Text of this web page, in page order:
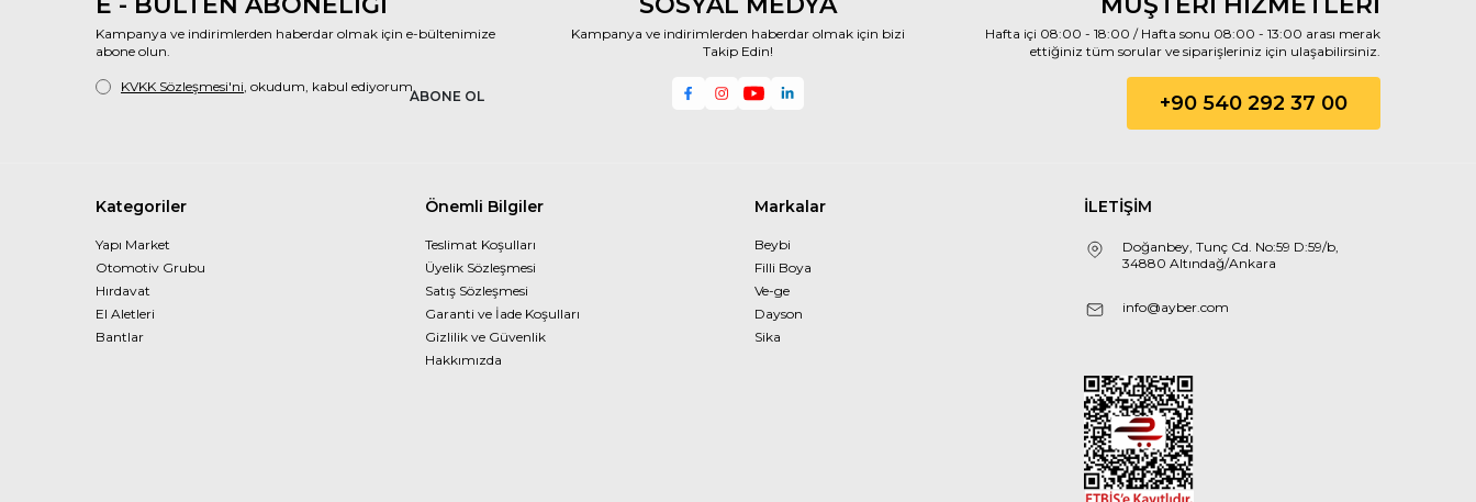
Kampanya ve indirimlerden haberdar olmak için e-bültenimize
abone olun.
ABONE OL
KVKK Sözleşmesi'ni , okudum, kabul ediyorum.
Kampanya ve indirimlerden haberdar olmak için bizi
Takip Edin!
Hafta içi 08:00 - 18:00 / Hafta sonu 08:00 - 13:00 arası merak
ettiğiniz tüm sorular ve siparişleriniz için ulaşabilirsiniz.
+90 540 292 37 00
Kategoriler
Yapı Market
Otomotiv Grubu
Hırdavat
El Aletleri
Bantlar
Önemli Bilgiler
Teslimat Koşulları
Üyelik Sözleşmesi
Satış Sözleşmesi
Garanti ve İade Koşulları
Gizlilik ve Güvenlik
Hakkımızda
Markalar
Beybi
Filli Boya
Ve-ge
Dayson
Sika
İLETİŞİM
Doğanbey, Tunç Cd. No:59 D:59/b,
34880 Altındağ/Ankara
info@ayber.com